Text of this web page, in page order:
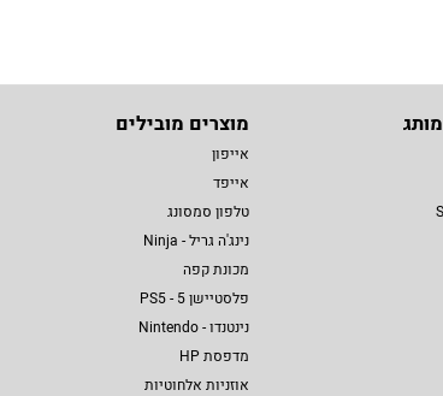
מוצרים מובילים
אייפון
אייפד
טלפון סמסונג
נינג'ה גריל - Ninja
מכונת קפה
פלסטיישן 5 - PS5
נינטנדו - Nintendo
מדפסת HP
אוזניות אלחוטיות